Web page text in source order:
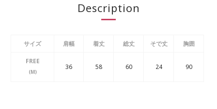
Description
サイズ 肩幅 着丈 総丈 そで丈 胸囲
FREE
(M)
36 58 60 24 90